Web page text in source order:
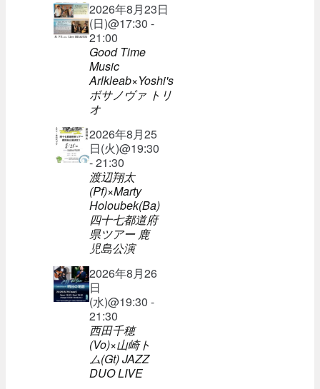
2026年8月23日
(日)@17:30 -
21:00
Good Time
Music
Arlkleab×Yoshi's
ボサノヴァ トリ
オ
2026年8月25
日(火)@19:30
- 21:30
渡辺翔太
(Pf)×Marty
Holoubek(Ba)
四十七都道府
県ツアー 鹿
児島公演
2026年8月26
日
(水)@19:30 -
21:30
西田千穂
(Vo)×山崎ト
ム(Gt) JAZZ
DUO LIVE